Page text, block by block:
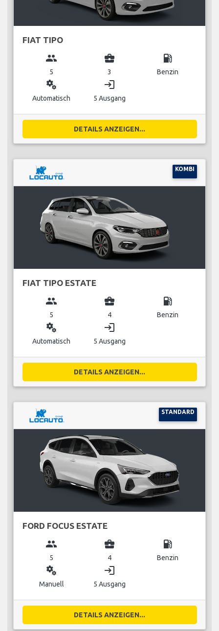
FIAT TIPO
group
5
business_center
3
local_gas_station
Benzin
miscellaneous_services
Automatisch
login
5 Ausgang
DETAILS ANZEIGEN...
KOMBI
FIAT TIPO ESTATE
group
5
business_center
4
local_gas_station
Benzin
miscellaneous_services
Automatisch
login
5 Ausgang
DETAILS ANZEIGEN...
STANDARD
FORD FOCUS ESTATE
group
5
business_center
4
local_gas_station
Benzin
miscellaneous_services
Manuell
login
5 Ausgang
DETAILS ANZEIGEN...